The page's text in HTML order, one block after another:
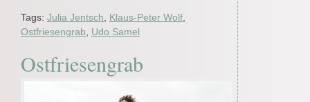
Tags: Julia Jentsch Klaus-Peter Wolf
Ostfriesengrab
Udo Samel
Ostfriesengrab